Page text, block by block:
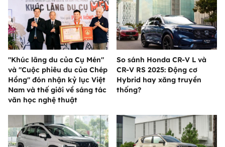
"Khúc lãng du của Cụ Mén"
và "Cuộc phiêu du của Chép
Hồng" đón nhận kỷ lục Việt
Nam và thế giới về sáng tác
văn học nghệ thuật
So sánh Honda CR-V L và
CR-V RS 2025: Động cơ
Hybrid hay xăng truyền
thống?